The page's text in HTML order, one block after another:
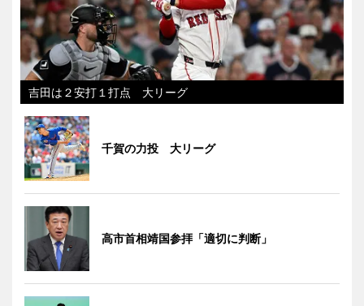
吉田は２安打１打点 大リーグ
千賀の力投 大リーグ
高市首相靖国参拝「適切に判断」